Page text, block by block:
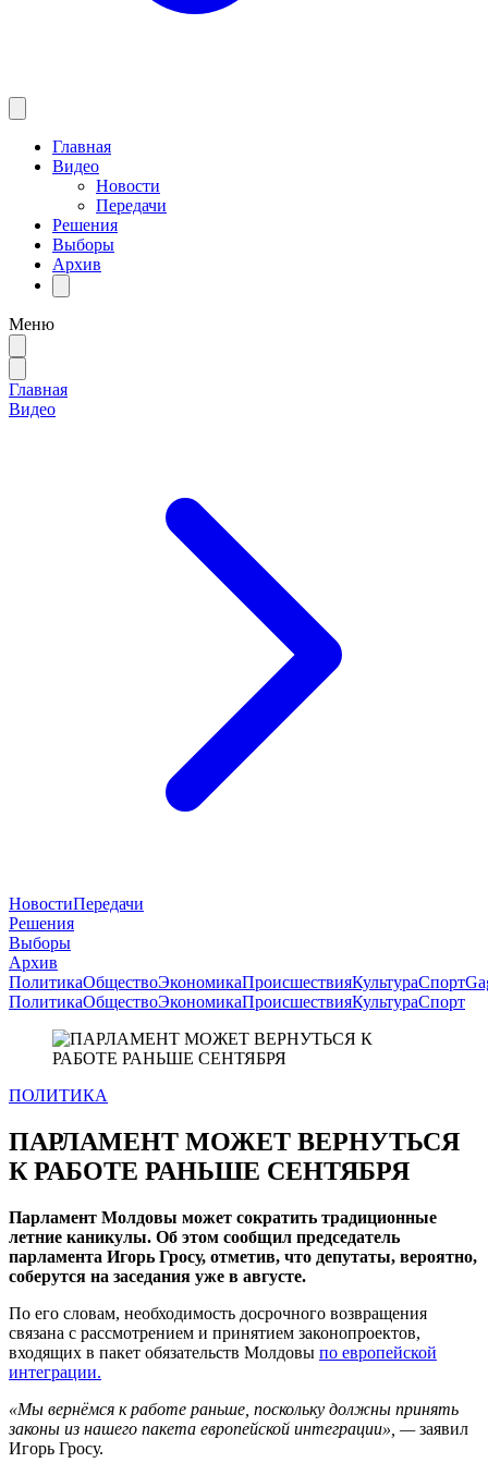
Главная
Видео
Новости
Передачи
Решения
Выборы
Архив
Меню
Главная
Видео
НовостиПередачи
Решения
Выборы
Архив
ПолитикаОбществоЭкономикаПроисшествияКультураСпорт
ПолитикаОбществоЭкономикаПроисшествияКультураСпорт
ПОЛИТИКА
ПАРЛАМЕНТ МОЖЕТ ВЕРНУТЬСЯ
К РАБОТЕ РАНЬШЕ СЕНТЯБРЯ
Парламент Молдовы может сократить традиционные
летние каникулы. Об этом сообщил председатель
парламента Игорь Гросу, отметив, что депутаты, вероятно,
соберутся на заседания уже в августе.
По его словам, необходимость досрочного возвращения
связана с рассмотрением и принятием законопроектов,
входящих в пакет обязательств Молдовы по европейской
интеграции.
«Мы вернёмся к работе раньше, поскольку должны принять
законы из нашего пакета европейской интеграции», —заявил
Игорь Гросу.